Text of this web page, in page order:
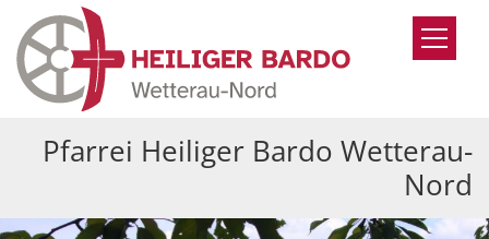
Zum Inhalt springen
Pfarrei Heiliger Bardo Wetterau-
Nord